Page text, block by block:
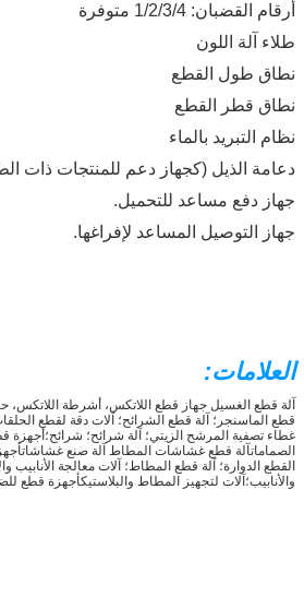
أرقام القضبان: 1/2/3/4 متوفرة
طلاء آلة اللون
نطاق طول القطع
نطاق قطر القطع
نظام التبريد بالماء
دعامة الذيل (كجهاز دعم للمنتجات ذات
جهاز دفع مساعد للتحميل.
جهاز التوصيل المساعد لإفراغها.
العلامات:
آلة قطع الغسيل جهاز قطع اللاتكس، أشرطة اللاتكس،
قطع الماسنجر؛ آلة قطع الشرائح؛ آلات دقة لقطع
غطاء تصفية المرشح الزيتي؛ آلة شرائح؛ شرائح؛أجهزة
الصماماتآلة قطع غشاشات المطاط آلة صنع غشاشات
القطع الدوارة؛ آلة قطع المطاط؛ آلات معالجة الأنابيب
والأنابيب؛آلات لتجهيز المطاط والبلاستيكأجهزة قطع